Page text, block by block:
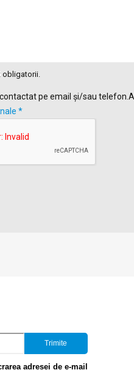
obligatorii.
pe email și/sau
*
adresei de e-mail